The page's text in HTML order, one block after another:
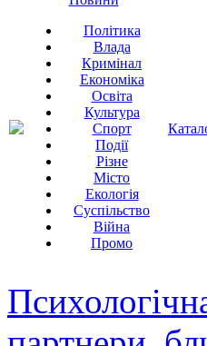
Політика
Влада
Кримінал
Економіка
Освіта
Культура
Спорт
Події
Різне
Місто
Екологія
Суспільство
Війна
Промо